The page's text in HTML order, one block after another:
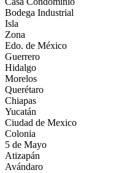
Bodega Industrial
Isla
Zona
Edo. de México
Guerrero
Hidalgo
Morelos
Querétaro
Chiapas
Yucatán
Ciudad de Mexico
Colonia
5 de Mayo
Atizapán
Avándaro